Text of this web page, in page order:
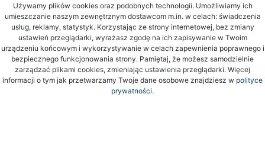
Używamy plików cookies oraz podobnych technologii. Umożliwiamy ich
umieszczanie naszym zewnętrznym dostawcom m.in. w celach: świadczenia
usług, reklamy, statystyk. Korzystając ze strony internetowej, bez zmiany
ustawień przeglądarki, wyrażasz zgodę na ich zapisywanie w Twoim
urządzeniu końcowym i wykorzystywanie w celach zapewnienia poprawnego i
bezpiecznego funkcjonowania strony. Pamiętaj, że możesz samodzielnie
zarządzać plikami cookies, zmieniając ustawienia przeglądarki. Więcej
informacji o tym jak przetwarzamy Twoje dane osobowe znajdziesz w polityce
prywatności.